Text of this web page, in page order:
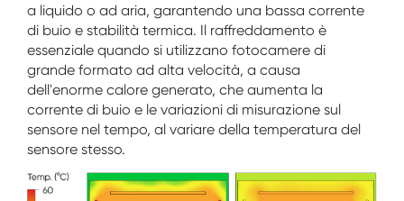
a liquido o ad aria, garantendo una bassa corrente
di buio e stabilità termica. Il raffreddamento è
essenziale quando si utilizzano fotocamere di
grande formato ad alta velocità, a causa
dell'enorme calore generato, che aumenta la
corrente di buio e le variazioni di misurazione sul
sensore nel tempo, al variare della temperatura del
sensore stesso.